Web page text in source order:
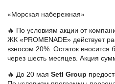
«Морская набережная»
🔥 По условиям акции от
ЖК «PROMENADE» действует
взносом 20%. Остаток
через шесть месяцев. Акция
🔥 До 20 мая Setl Group